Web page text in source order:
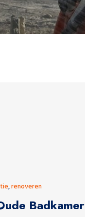
,renoveren
Badkamer